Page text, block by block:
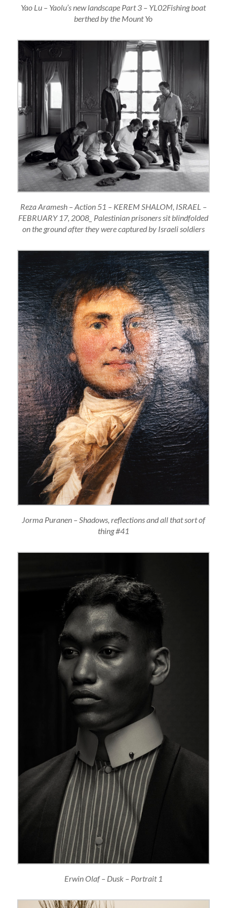
Yao Lu – Yaolu’s new landscape Part 3 – YL02Fishing boat
berthed by the Mount Yo
Reza Aramesh – Action 51 – KEREM SHALOM, ISRAEL –
FEBRUARY 17, 2008_ Palestinian prisoners sit blindfolded
on the ground after they were captured by Israeli soldiers
Jorma Puranen – Shadows, reflections and all that sort of
thing #41
Erwin Olaf – Dusk – Portrait 1